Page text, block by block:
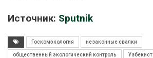
Источник: Sputnik
Госкомэкология незаконные свалки
общественный экологический контроль